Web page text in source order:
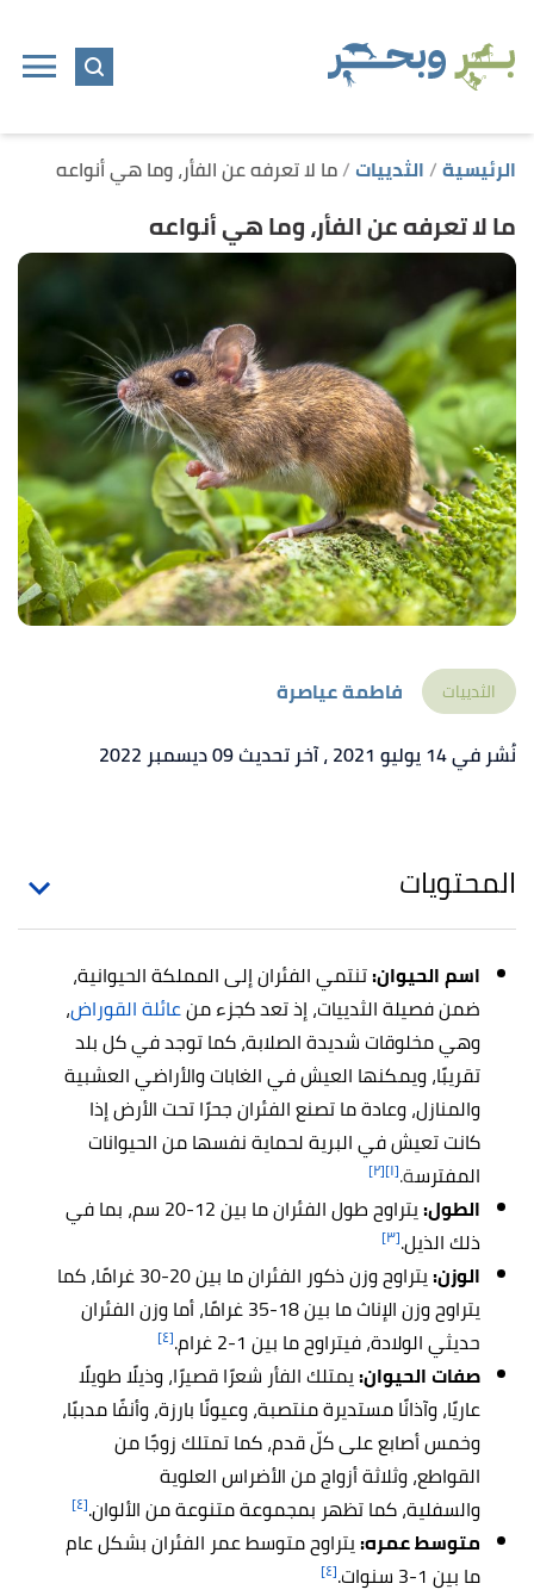
الرئيسية الثدييات ما لا تعرفه عن الفأر، وما هي أنواعه
ما لا تعرفه عن الفأر، وما هي أنواعه
الثدييات
فاطمة عياصرة
نُشر في 14 يوليو 2021
، آخر تحديث 09 ديسمبر 2022
المحتويات
اسم الحيوان:تنتمي الفئران إلى المملكة الحيوانية،
ضمن فصيلة الثدييات، إذ تعد كجزء منعائلة القوراض،
وهي مخلوقات شديدة الصلابة، كما توجد في كل بلد
تقريبًا، ويمكنها العيش في الغابات والأراضي العشبية
والمنازل، وعادة ما تصنع الفئران جحرًا تحت الأرض إذا
كانت تعيش في البرية لحماية نفسها من الحيوانات
المفترسة.[١] [٢]
الطول:يتراوح طول
الفئران ما بين 12-20 سم، بما في
ذلك الذيل.[٣]
الوزن:
يتراوح وزن ذكور الفئران ما بين 20-30 غرامًا، كما
يتراوح وزن الإناث ما بين 18-35 غرامًا، أما وزن الفئران
حديثي الولادة، فيتراوح ما بين 1-2 غرام.
[٤]
صفات الحيوان:يمتلك الفأر شعرًا قصيرًا، وذيلًا طويلًا
عاريًا، وآذانًا مستديرة منتصبة، وعيونًا بارزة، وأنفًا مدببًا،
وخمس أصابع على كلّ قدم، كماتمتلك زوجًا من
القواطع، وثلاثة أزواج من الأضراس العلوية
والسفلية، كما تظهر بمجموعة متنوعة من الألوان.[٤]
متوسط عمره:يتراوح متوسط عمر الفئران بشكل عام
ما بين 1-3 سنوات
.[٤]